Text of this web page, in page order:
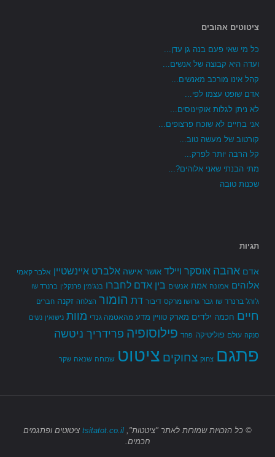
ציטוטים אהובים
כל מי שאי פעם בנה גן עדן...
ועדה היא קבוצה של אנשים...
קהל אינו מורכב מאנשים...
אדם שופט עצמו לפי...
לא ניתן לגלות אוקיינוסים...
אני בחיים לא שוכח פרצופים...
קורטוב של מעשה טוב...
קל הרבה יותר לפרק...
מתי הבנתי שאני אלוהים?...
שכנות טובה
תגיות
אדם אהבה אוסקר ויילד אושר אישה אלברט איינשטיין אלבר קאמי
אלוהים אמונה אמת אנשים בין אדם לחברו בנג'מין פרנקלין ברנרד שו
ג'ורג' ברנרד שו גבר גרושו מרקס דיבור דת הומור הצלחה זקנה חברים
חיים חכמה ילדים מארק טוויין מדע מהאטמה גנדי מוות נישואין נשים
סנקה עולם פוליטיקה פחד פילוסופיה פרידריך ניטשה
פתגם צחוק צחוקים ציטוט שמחה שנאה שקר
© כל הזכויות שמורות לאתר "ציטטות", tsitatot.co.il ציטוטים ופתגמים
חכמים.